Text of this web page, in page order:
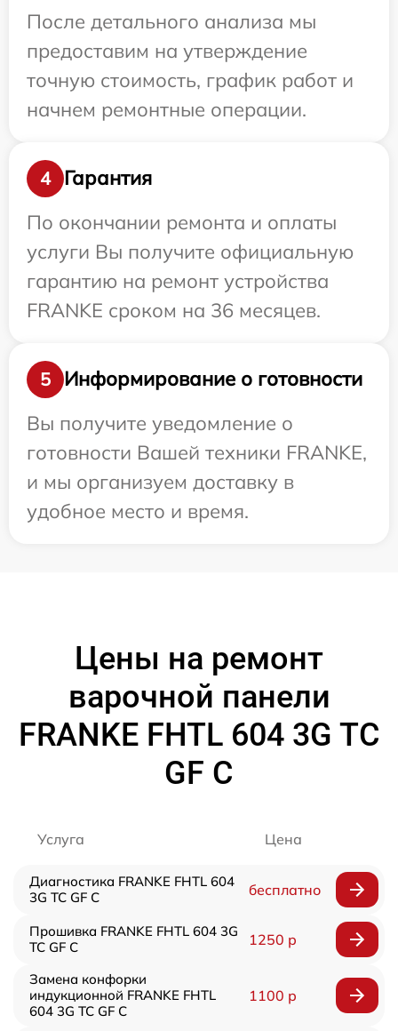
После детального анализа мы
предоставим на утверждение
точную стоимость, график работ и
начнем ремонтные операции.
4
Гарантия
По окончании ремонта и оплаты
услуги Вы получите официальную
гарантию на ремонт устройства
FRANKE сроком на 36 месяцев.
5
Информирование о готовности
Вы получите уведомление о
готовности Вашей техники FRANKE,
и мы организуем доставку в
удобное место и время.
Цены на ремонт
варочной панели
FRANKE FHTL 604 3G TC
GF C
Услуга Цена
Диагностика FRANKE FHTL 604
3G TC GF C
бесплатно
Прошивка FRANKE FHTL 604 3G
TC GF C
1250 р
Замена конфорки
индукционной FRANKE FHTL
604 3G TC GF C
1100 р